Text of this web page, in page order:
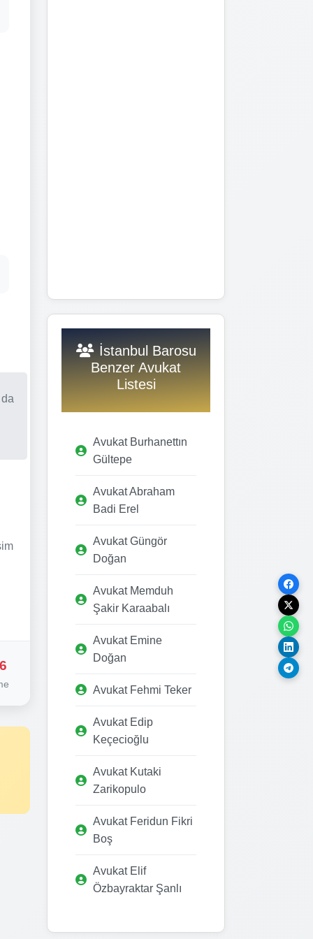
İstanbul Barosu
Benzer Avukat
Listesi
Avukat Burhanettın
Gültepe
Avukat Abraham
Badi Erel
Avukat Güngör
Doğan
Avukat Memduh
Şakir Karaabalı
Avukat Emine
Doğan
Avukat Fehmi Teker
Avukat Edip
Keçecioğlu
Avukat Kutaki
Zarikopulo
Avukat Feridun Fikri
Boş
Avukat Elif
Özbayraktar Şanlı